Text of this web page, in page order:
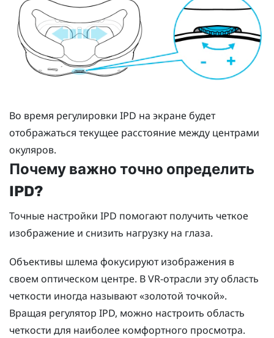
Во время регулировки IPD на экране будет
отображаться текущее расстояние между центрами
окуляров.
Почему важно точно определить
IPD?
Точные настройки IPD помогают получить четкое
изображение и снизить нагрузку на глаза.
Объективы шлема фокусируют изображения в
своем оптическом центре. В VR-отрасли эту область
четкости иногда называют «золотой точкой».
Вращая регулятор IPD, можно настроить область
четкости для наиболее комфортного просмотра.